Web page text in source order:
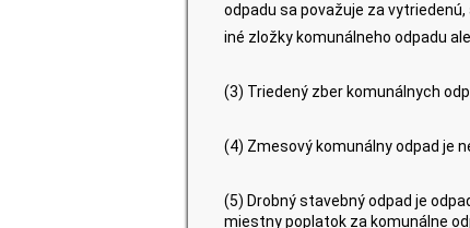
odpadu sa považuje za vytriedenú,
iné zložky komunálneho odpadu
(3) Triedený zber komunálnych
(4) Zmesový komunálny odpad je
(5) Drobný stavebný odpad je
miestny poplatok za komunálne